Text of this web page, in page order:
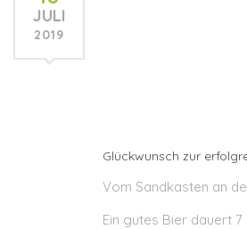
JULI
2019
Glückwunsch zur
Vom Sandkasten an
Ein gutes Bier dauert 7